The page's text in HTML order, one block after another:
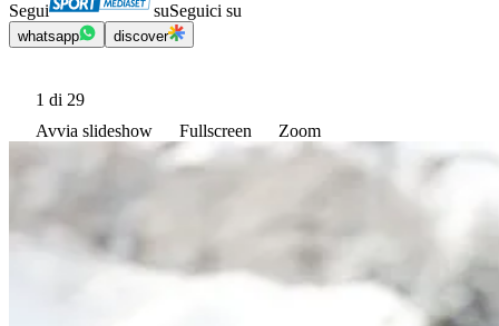
Segui suSeguici su
whatsapp discover
1 di 29
Avvia slideshow
Fullscreen Zoom